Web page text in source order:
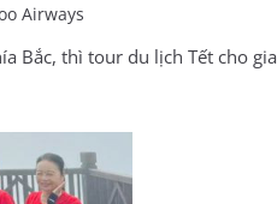
Airways
Bắc, thì tour du lịch Tết cho gia